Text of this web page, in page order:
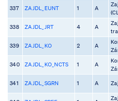
337 ZAJDL_EUNT 1 A
338 ZAJDL_JRT 4 A
339 ZAJDL_KO 2 A
340 ZAJDL_KO_NCTS 1 A
341 ZAJDL_SGRN 1 A